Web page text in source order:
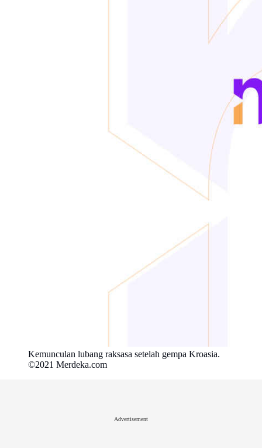
Kemunculan lubang raksasa setelah gempa Kroasia.
©2021 Merdeka.com
Advertisement